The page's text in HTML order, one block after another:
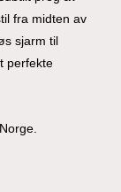
fra midten av
sjarm til
perfekte